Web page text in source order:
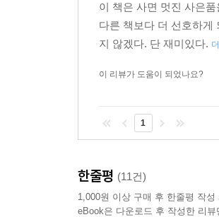
영혼을 달래거나 잡귀를 내
▶ 추천사
한국 신화와 SF가 유쾌하게
흥미진진한 반전과 손에 땀을
이 책은 사면 멋진 사은
다른 책보다 더 선호하게
지 않겠다. 단 재미있다.
이 리뷰가 도움이 되었나요?
1
한줄평 (11건)
1,000원 이상 구매 후 한줄평 작성
eBook은 다운로드 후 작성한 리